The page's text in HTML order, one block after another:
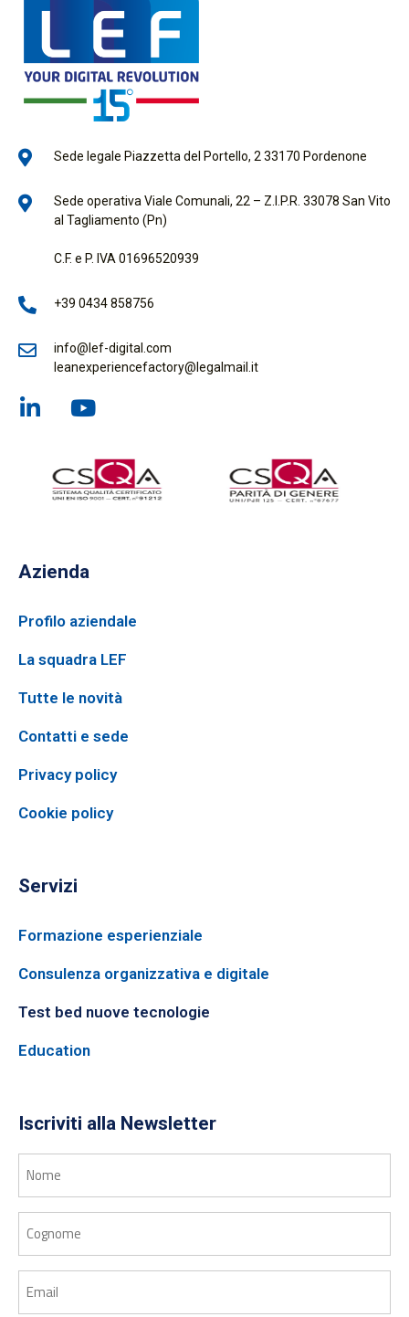
Sede legale Piazzetta del Portello, 2 33170 Pordenone
Sede operativa Viale Comunali, 22 – Z.I.P.R. 33078 San Vito
al Tagliamento (Pn)
C.F. e P. IVA 01696520939
+39 0434 858756
info@lef-digital.com
leanexperiencefactory@legalmail.it
Azienda
Profilo aziendale
La squadra LEF
Tutte le novità
Contatti e sede
Privacy policy
Cookie policy
Servizi
Formazione esperienziale
Consulenza organizzativa e digitale
Test bed nuove tecnologie
Education
Iscriviti alla Newsletter
Nome
Cognome
Email